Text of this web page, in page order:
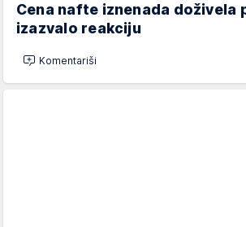
Cena nafte iznenada doživela
izazvalo reakciju
Komentariši